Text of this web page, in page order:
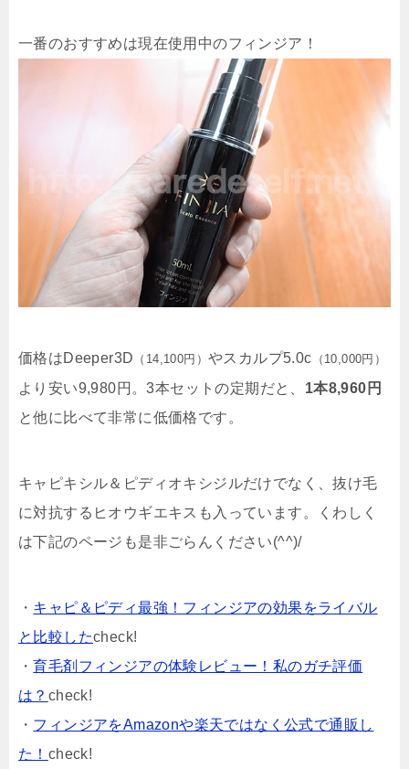
一番のおすすめは現在使用中のフィンジア！
価格はDeeper3D （14,100円）やスカルプ5.0c （10,000円）
より安い9,980円 。3本セットの定期だと、 1本8,960円
と他に比べて非常に低価格です。
キャピキシル＆ピディオキシジルだけでなく、抜け毛
に対抗する ヒオウギエキス も入っています。くわしく
は下記のページも是非ごらんください(^^)/
・ キャピ＆ピディ最強！フィンジアの効果をライバル
と比較したcheck!
・育毛剤フィンジアの体験レビュー！私のガチ評価
は？ check!
・ フィンジアをAmazonや楽天ではなく公式で通販し
た！ check!